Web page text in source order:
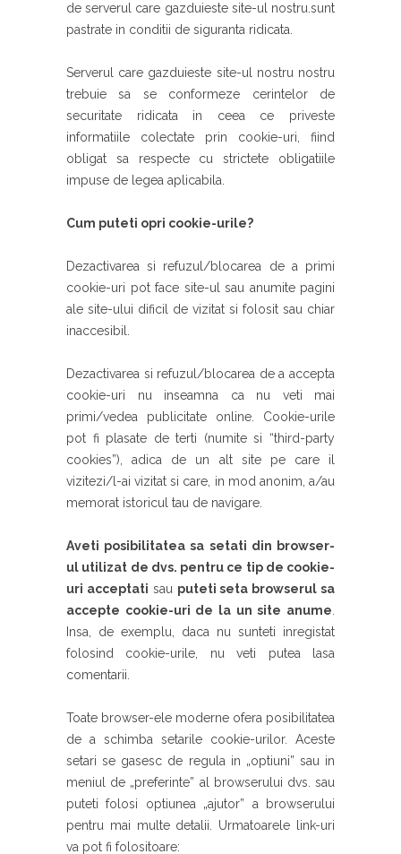
de serverul care gazduieste site-ul nostru.sunt
pastrate in conditii de siguranta ridicata.
Serverul care gazduieste site-ul nostru nostru
trebuie sa se conformeze cerintelor de
securitate ridicata in ceea ce priveste
informatiile colectate prin cookie-uri, fiind
obligat sa respecte cu strictete obligatiile
impuse de legea aplicabila.
Cum puteti opri cookie-urile?
Dezactivarea si refuzul/blocarea de a primi
cookie-uri pot face site-ul sau anumite pagini
ale site-ului dificil de vizitat si folosit sau chiar
inaccesibil.
Dezactivarea si refuzul/blocarea de a accepta
cookie-uri nu inseamna ca nu veti mai
primi/vedea publicitate online. Cookie-urile
pot fi plasate de terti (numite si “third-party
cookies”), adica de un alt site pe care il
vizitezi/l-ai vizitat si care, in mod anonim, a/au
memorat istoricul tau de navigare.
Aveti posibilitatea sa setati din browser-
ul utilizat de dvs. pentru ce tip de cookie-
uri acceptati sau puteti seta browserul sa
accepte cookie-uri de la un site anume
Insa, de exemplu, daca nu sunteti inregistat
folosind cookie-urile, nu veti putea lasa
comentarii.
Toate browser-ele moderne ofera posibilitatea
de a schimba setarile cookie-urilor. Aceste
setari se gasesc de regula in „optiuni” sau in
meniul de „preferinte” al browserului dvs. sau
puteti folosi optiunea „ajutor” a browserului
pentru mai multe detalii. Urmatoarele link-uri
va pot fi folositoare: